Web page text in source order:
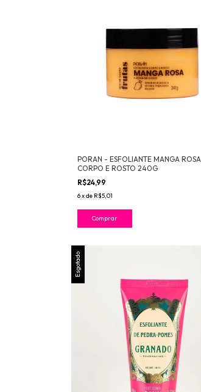
PORAN - ESFOLIANTE MANGA ROSA
CORPO E ROSTO 240G
R$24,99
6xde R$5,01
Esgotado